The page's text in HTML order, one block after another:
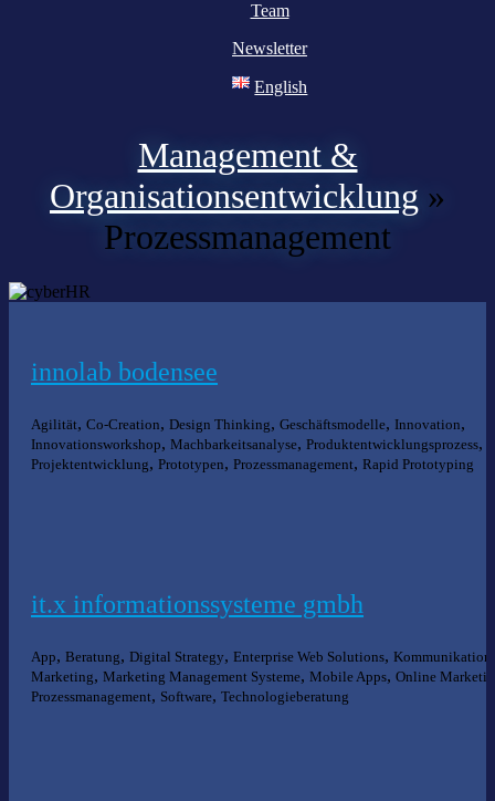
Team
Newsletter
English
Management &
Organisationsentwicklung »
Prozessmanagement
innolab bodensee
Agilität, Co-Creation, Design Thinking, Geschäftsmodelle, Innovation,
Innovationsworkshop, Machbarkeitsanalyse, Produktentwicklungsprozess,
Projektentwicklung, Prototypen, Prozessmanagement, Rapid Prototyping
it.x informationssysteme gmbh
App, Beratung, Digital Strategy, Enterprise Web Solutions, Kommunikation
Marketing, Marketing Management Systeme, Mobile Apps, Online
Prozessmanagement, Software, Technologieberatung